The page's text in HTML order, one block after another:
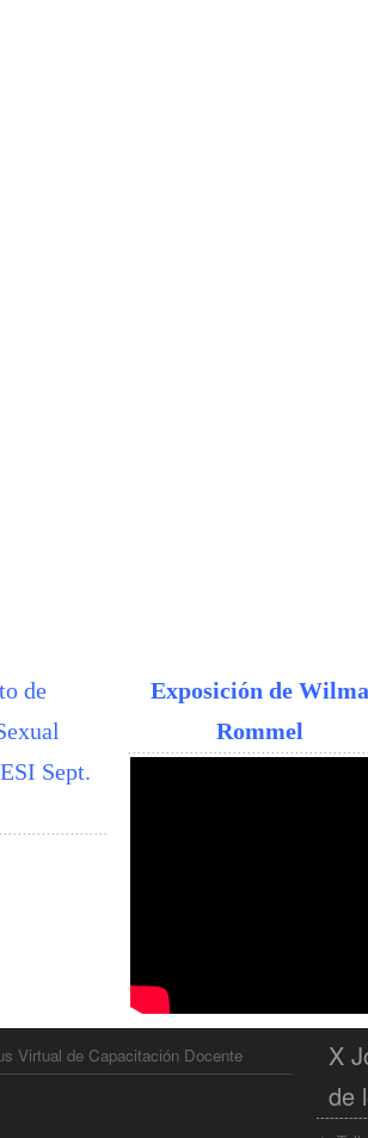
de
Sept.
Exposición de Wilma
Rommel
Virtual de Capacitación Docente
X
de